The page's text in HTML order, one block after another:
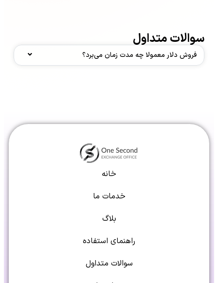
سوالات متداول
فروش دلار معمولا چه مدت زمان می‌برد؟
خانه
خدمات ما
بلاگ
راهنمای استفاده
سوالات متداول